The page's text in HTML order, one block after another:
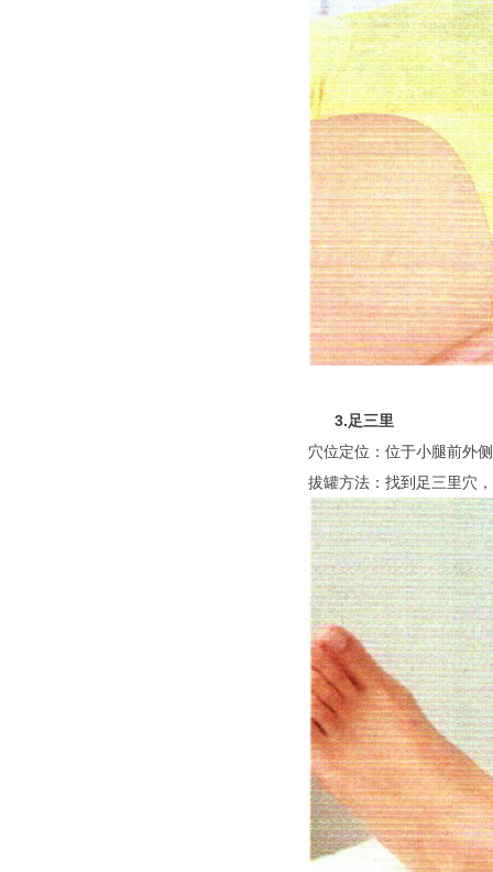
3.足三里
穴位定位：位于小腿前外
拔罐方法：找到足三里穴